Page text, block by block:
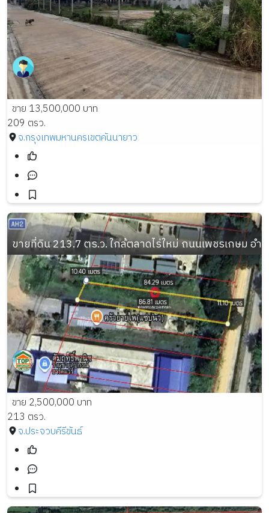
ขาย 13,500,000 บาท
209 ตรว.
จ.กรุงเทพมหานครเขตคันนายาว
ขายที่ดิน 213.7 ตร.ว. ใกล้ตลาดไร่ใหม่ ถนนเพชรเกษม อ
ขาย 2,500,000 บาท
213 ตรว.
จ.ประจวบคีรีขันธ์